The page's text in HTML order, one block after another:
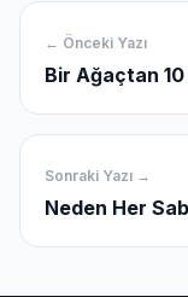
← Önceki Yazı
Bir Ağaçtan
Sonraki Yazı →
Neden Her